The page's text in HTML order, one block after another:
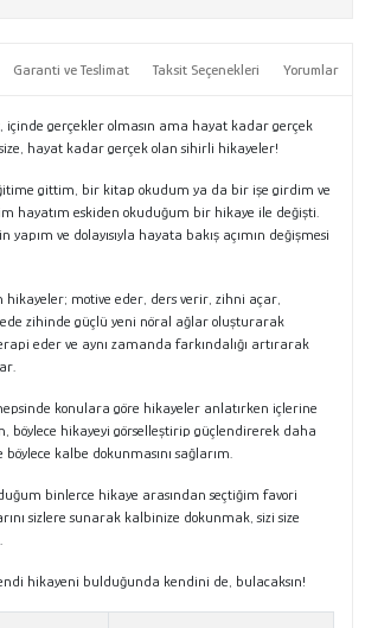
Garanti ve Teslimat Taksit Seçenekleri Yorumlar
gerçekler olmasın ama hayat kadar gerçek
size, hayat kadar gerçek olan sihirli hikayeler!
gittim, bir kitap okudum ya da bir işe girdim ve
hayatım eskiden okuduğum bir hikaye ile değişti.
yapım ve dolayısıyla hayata bakış açımın değişmesi
hikayeler; motive eder, ders verir, zihni açar,
zihinde güçlü yeni nöral ağlar oluşturarak
eder ve aynı zamanda farkındalığı artırarak
konulara göre hikayeler anlatırken içlerine
böylece hikayeyi görselleştirip güçlendirerek daha
kalbe dokunmasını sağlarım.
binlerce hikaye arasından seçtiğim favori
sizlere sunarak kalbinize dokunmak, sizi size
hikayeni bulduğunda kendini de, bulacaksın!